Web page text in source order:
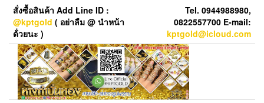
Skip
content
สั่งซื้อสินค้า Add Line ID :
@kptgold ( อย่าลืม @ นำหน้า
ด้่วยนะ )
Tel. 0944988980,
0822557700 E-mail:
kptgold@icloud.com